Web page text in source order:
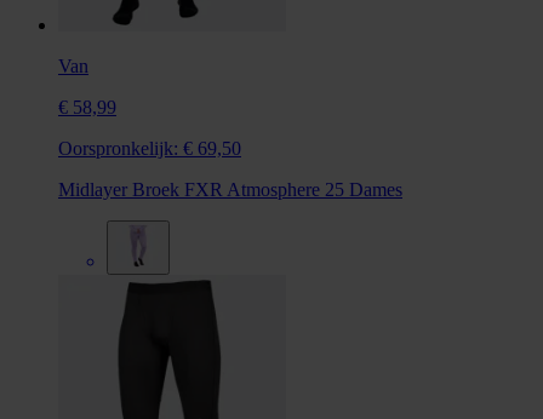
Van
€ 58,99
Oorspronkelijk: € 69,50
Midlayer Broek FXR Atmosphere 25 Dames